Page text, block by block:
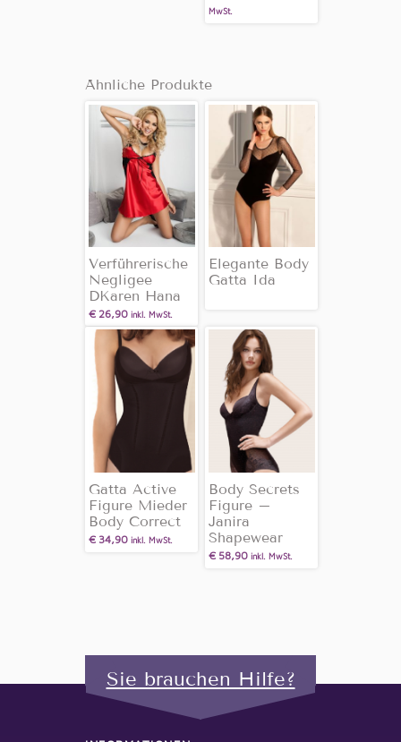
MwSt.
Ähnliche Produkte
Verführerische
Negligee
DKaren Hana
€26,90 inkl. MwSt.
Elegante Body
Gatta Ida
Gatta Active
Figure Mieder
Body Correct
€34,90 inkl. MwSt.
Body Secrets
Figure –
Janira
Shapewear
€58,90 inkl. MwSt.
Sie brauchen Hilfe?